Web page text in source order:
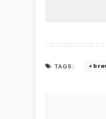
TAGS: